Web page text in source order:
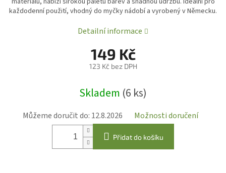
149 Kč
123 Kč bez DPH
cena:
Skladem (6 ks)
Můžeme doručit do: 12.8.2026 Možnosti doručení
Přidat do košíku
každodenní použití, vhodný do myčky nádobí a vyrobený v Německu.
Detailní informace